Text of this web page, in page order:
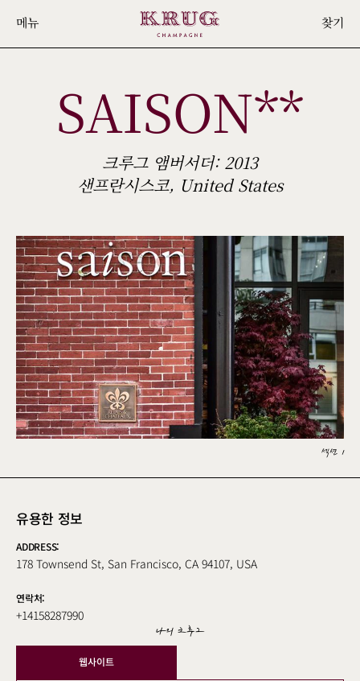
main
content
메뉴 찾기
SAISON**
크루그 앰버서더: 2013
샌프란시스코, United States
섹션 1
유용한 정보
ADDRESS:
178 Townsend St, San Francisco, CA 94107, USA
연락처:
+14158287990 나의 크루그
웹사이트